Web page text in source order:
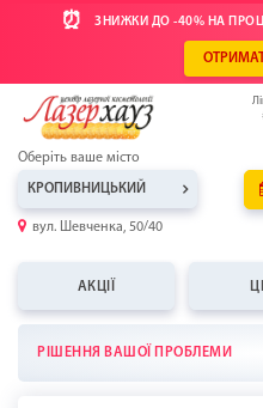
⏰ ЗНИЖКИ ДО -40% НА
Оберіть ваше місто
КРОПИВНИЦЬКИЙ
вул. Шевченка, 50/40
АКЦІЇ
РІШЕННЯ ВАШОЇ ПРОБЛЕМИ